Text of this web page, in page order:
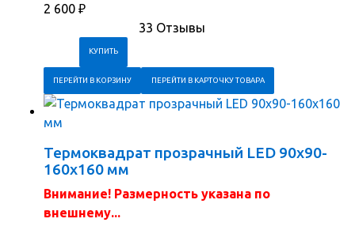
2 600 ₽
33 Отзывы
ПЕРЕЙТИ В КОРЗИНУ ПЕРЕЙТИ В КАРТОЧКУ ТОВАРА
Термоквадрат прозрачный LED 90x90-
160x160 мм
Внимание! Размерность указана по
внешнему...